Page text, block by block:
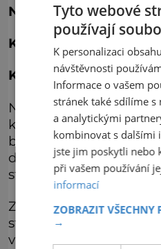
Namba Parks
Kde leží
: Ósaka,
Kdy byl postaven:
Namba Parks je
komplex, tvořený
budovou Park Tower s
devítipatrovým obřím
střediskem.
Zahrady pokrývají
střechy střediska a v
vinou kolem dokola až
Tyto webové
používají
K personalizaci
návštěvnosti
Informace o vašem
stránek také sdílíme
a analytickými
kombinovat s dalšími
jste jim poskytli nebo
při vašem používání
informací
ZOBRAZIT VŠECHNY
→